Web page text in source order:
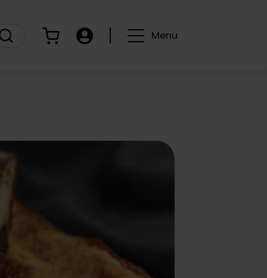
Panier Compte Menu